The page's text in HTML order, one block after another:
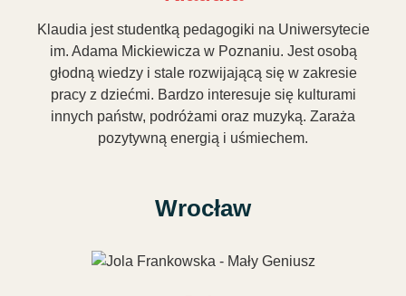
Klaudia jest studentką pedagogiki na Uniwersytecie
im. Adama Mickiewicza w Poznaniu. Jest osobą
głodną wiedzy i stale rozwijającą się w zakresie
pracy z dziećmi. Bardzo interesuje się kulturami
innych państw, podróżami oraz muzyką. Zaraża
pozytywną energią i uśmiechem.
Wrocław